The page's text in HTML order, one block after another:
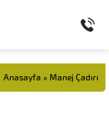
Anasayfa » Manej Çadırı